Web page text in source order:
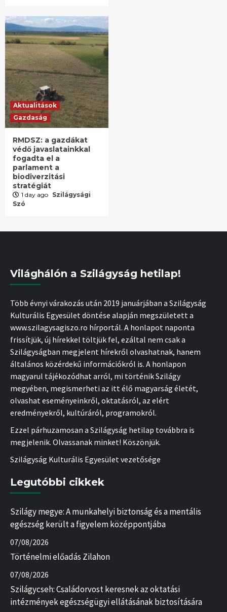
Aktualitások
Gazdaság
RMDSZ: a gazdákat
védő javaslatainkkal
fogadta el a
parlament a
biodiverzitási
stratégiát
1 day ago Szilágysági
Szó
Világhálón a Szilágyság hetilap!
Több évnyi várakozás után 2019 januárjában a Szilágyság
Kulturális Egyesület döntése alapján megszületett a
www.szilagysagiszo.ro hírportál. A honlapot naponta
frissítjük, új hírekkel töltjük fel, ezáltal nem csak a
Szilágyságban megjelent hírekről olvashatnak, hanem
általános közérdekű információkról is. A honlapon
magyarul tájékozódhat arról, mi történik Szilágy
megyében, megismerheti az itt élő magyarság életét,
olvashat eseményeinkről, oktatásról, az elért
eredményekről, kultúráról, programokról.
Ezzel párhuzamosan a Szilágyság hetilap továbbra is
megjelenik. Olvassanak minket! Köszönjük.
Szilágyság Kulturális Egyesület vezetősége
Legutóbbi cikkek
Szilágy megye: A munkahelyi biztonság és a mentális
egészség került a figyelem középpontjába
07/08/2026
Történelmi előadás Zilahon
07/08/2026
Szilágycseh: Családorvost keresnek az oktatási
intézmények egészségügyi ellátásának biztosítására